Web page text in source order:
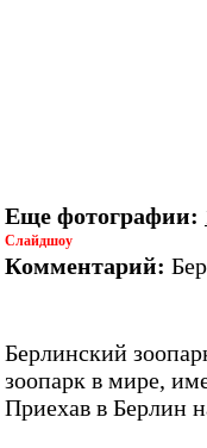
Еще фотографии:
Слайдшоу
Комментарий:
Берлинский
зоопарк в мире,
Приехав в Берлин